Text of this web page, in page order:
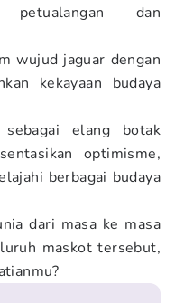
petualangan dan
wujud jaguar dengan
kekayaan budaya
elang botak
optimisme,
berbagai budaya
dari masa ke masa
maskot tersebut,